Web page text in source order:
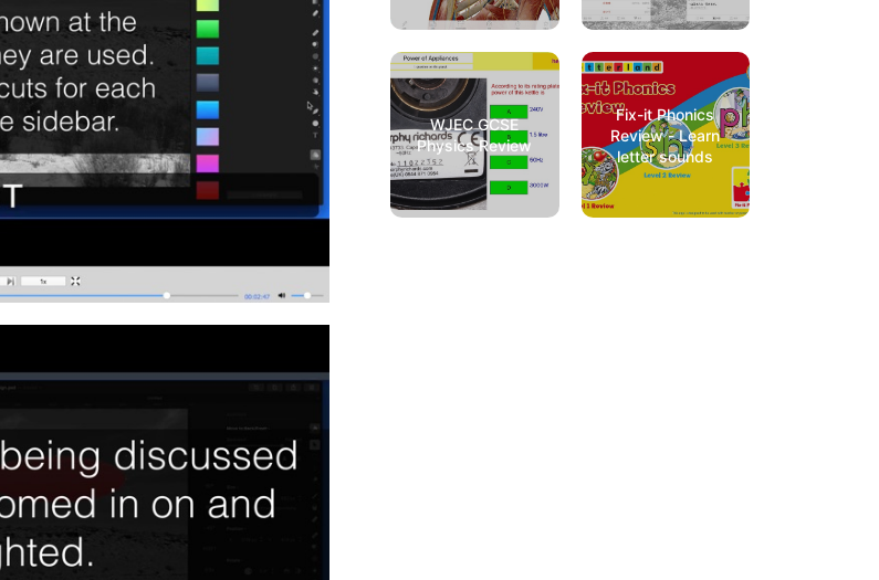
WJEC GCSE
Physics Review
Fix-it Phonics
Review - Learn
letter sounds